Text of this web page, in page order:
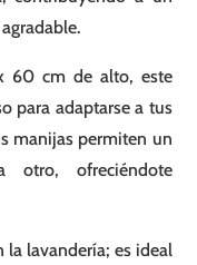
60 cm de alto, este
para adaptarse a tus
manijas permiten un
ofreciéndote
la lavandería; es ideal